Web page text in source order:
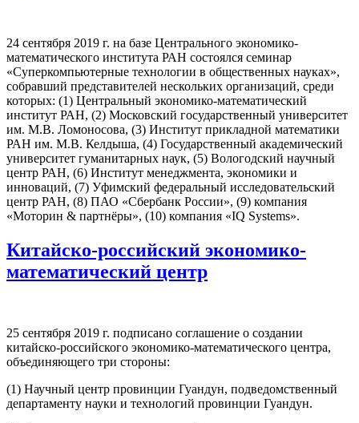
24 сентября 2019 г. на базе Центрального экономико-
математического института РАН состоялся семинар
«Суперкомпьютерные технологии в общественных науках»,
собравший представителей нескольких организаций, среди
которых: (1) Центральный экономико-математический
институт РАН, (2) Московский государственный университет
им. М.В. Ломоносова, (3) Институт прикладной математики
РАН им. М.В. Келдыша, (4) Государственный академический
университет гуманитарных наук, (5) Вологодский научный
центр РАН, (6) Институт менеджмента, экономики и
инноваций, (7) Уфимский федеральный исследовательский
центр РАН, (8) ПАО «Сбербанк России», (9) компания
«Моторин & партнёры», (10) компания «IQ Systems».
Китайско-российский экономико-
математический центр
25 сентября 2019 г. подписано соглашение о создании
китайско-российского экономико-математического центра,
объединяющего три стороны:
(1) Научный центр провинции Гуандун, подведомственный
департаменту науки и технологий провинции Гуандун.